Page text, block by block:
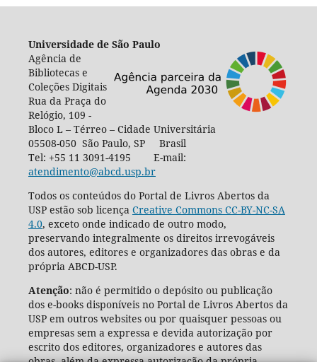
Universidade de São Paulo
Agência de
Bibliotecas e
Coleções Digitais
Rua da Praça do
Relógio, 109 -
Bloco L – Térreo – Cidade Universitária
05508-050 São Paulo, SP Brasil
Tel: +55 11 3091-4195 E-mail:
atendimento@abcd.usp.br
Todos os conteúdos do Portal de Livros Abertos da
USP estão sob licença Creative Commons CC-BY-NC-SA
4.0, exceto onde indicado de outro modo,
preservando integralmente os direitos irrevogáveis
dos autores, editores e organizadores das obras e da
própria ABCD-USP.
Atenção: não é permitido o depósito ou publicação
dos e-books disponíveis no Portal de Livros Abertos da
USP em outros websites ou por quaisquer pessoas ou
empresas sem a expressa e devida autorização por
escrito dos editores, organizadores e autores das